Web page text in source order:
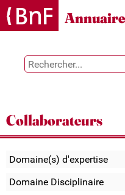
Gestion des cookies
Collaborateurs
Domaine(s) d'expertise
Domaine Disciplinaire